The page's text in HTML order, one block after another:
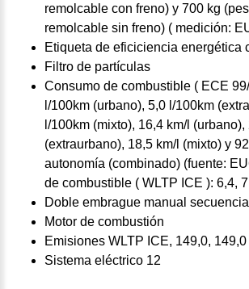
remolcable con freno) y 700 kg
remolcable sin freno) ( medición:
Etiqueta de eficiciencia energética
Filtro de partículas
Consumo de combustible ( ECE
l/100km (urbano), 5,0 l/100km
l/100km (mixto), 16,4 km/l (urbano),
(extraurbano), 18,5 km/l (mixto) y
autonomía (combinado) (fuente:
de combustible ( WLTP ICE ): 6,4,
Doble embrague manual secuencial
Motor de combustión
Emisiones WLTP ICE, 149,0,
Sistema eléctrico 12